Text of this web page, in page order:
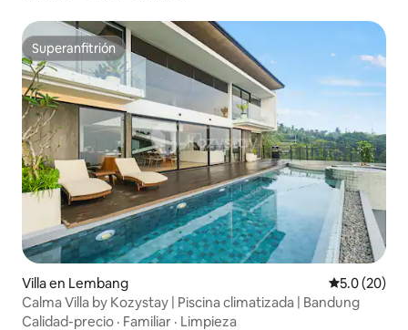
Superanfitrión
Superanfitrión
Villa en Lembang Calificación
5.0 (20)
Calma Villa by Kozystay | Piscina climatizada | Bandung
Calidad-precio · Familiar · Limpieza